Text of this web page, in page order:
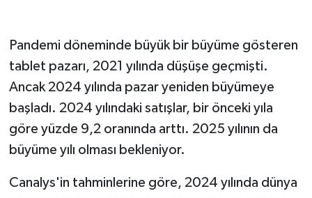
Pandemi döneminde büyük bir büyüme gösteren
tablet pazarı, 2021 yılında düşüşe geçmişti.
Ancak 2024 yılında pazar yeniden büyümeye
başladı. 2024 yılındaki satışlar, bir önceki yıla
göre yüzde 9,2 oranında arttı. 2025 yılının da
büyüme yılı olması bekleniyor.
Canalys'in tahminlerine göre, 2024 yılında dünya